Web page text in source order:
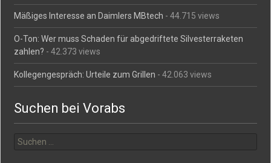
Mäßiges Interesse an Daimlers MBtech - 44.715 views
O-Ton: Wer muss Schaden für abgedriftete Silvesterraketen
zahlen? - 42.373 views
Kollegengespräch: Urteile zum Grillen - 42.063 views
Suchen bei Vorabs
nach: